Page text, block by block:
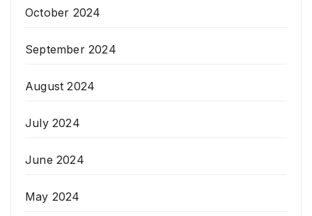
October 2024
September 2024
August 2024
July 2024
June 2024
May 2024